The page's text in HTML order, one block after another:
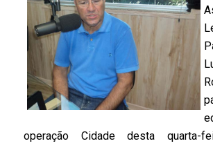
operação Cidade desta quarta-